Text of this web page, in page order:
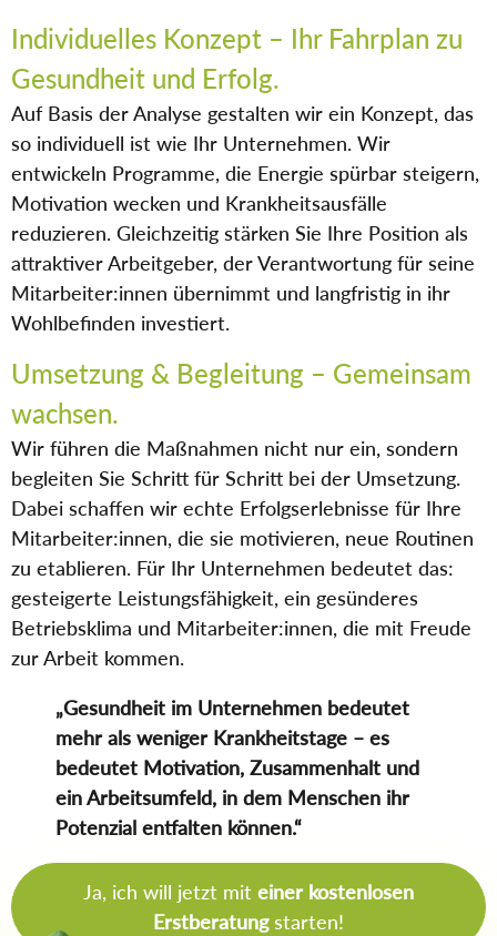
Individuelles Konzept – Ihr Fahrplan zu
Gesundheit und Erfolg.
Auf Basis der Analyse gestalten wir ein Konzept, das
so individuell ist wie Ihr Unternehmen. Wir
entwickeln Programme, die Energie spürbar steigern,
Motivation wecken und Krankheitsausfälle
reduzieren. Gleichzeitig stärken Sie Ihre Position als
attraktiver Arbeitgeber, der Verantwortung für seine
Mitarbeiter:innen übernimmt und langfristig in ihr
Wohlbefinden investiert.
Umsetzung & Begleitung – Gemeinsam
wachsen.
Wir führen die Maßnahmen nicht nur ein, sondern
begleiten Sie Schritt für Schritt bei der Umsetzung.
Dabei schaffen wir echte Erfolgserlebnisse für Ihre
Mitarbeiter:innen, die sie motivieren, neue Routinen
zu etablieren. Für Ihr Unternehmen bedeutet das:
gesteigerte Leistungsfähigkeit, ein gesünderes
Betriebsklima und Mitarbeiter:innen, die mit Freude
zur Arbeit kommen.
„Gesundheit im Unternehmen bedeutet
mehr als weniger Krankheitstage – es
bedeutet Motivation, Zusammenhalt und
ein Arbeitsumfeld, in dem Menschen ihr
Potenzial entfalten können.“
Ja, ich will jetzt mit einer kostenlosen
Erstberatungstarten!